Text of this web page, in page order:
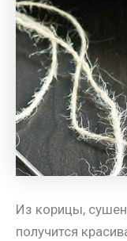
Из корицы,
получится